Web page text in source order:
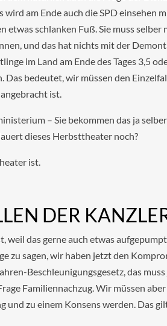
am Ende auch die SPD einsehen
etwas schlanken Fuß. Sie muss
und das hat nichts mit der
im Land am Ende des Tages 3,5
bedeutet, wir müssen den
ist.
– Sie bekommen das ja
dieses Herbsttheater noch?
ist.
DER
weil das gerne auch etwas
zu sagen, wir haben jetzt den
Beschleunigungsgesetz, das
Familiennachzug. Wir müssen
und zu einem Konsens werden. Das